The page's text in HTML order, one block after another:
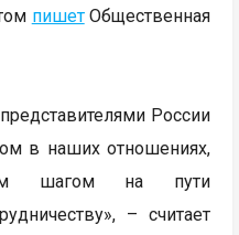
пишетОбщественная
России
в наших отношениях,
шагом на пути
– считает